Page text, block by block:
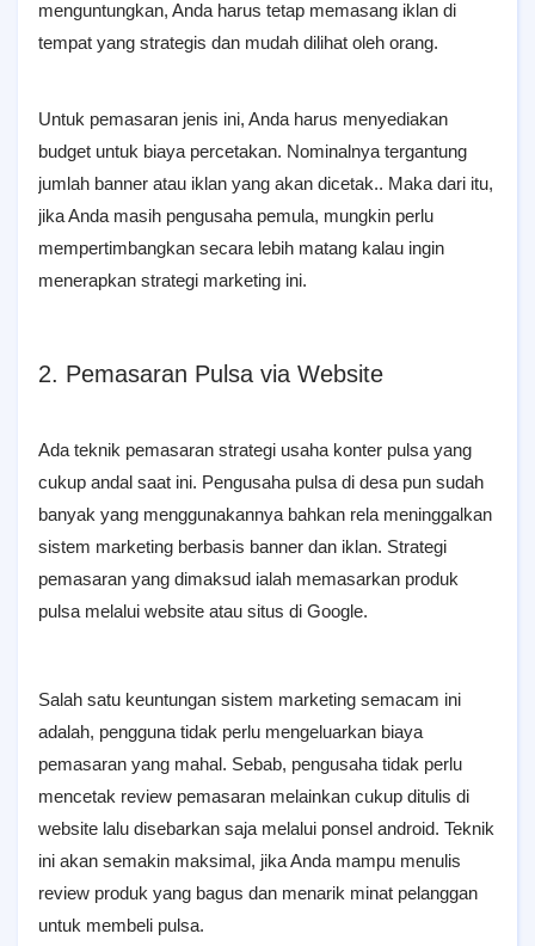
menguntungkan, Anda harus tetap memasang iklan di
tempat yang strategis dan mudah dilihat oleh orang.
Untuk pemasaran jenis ini, Anda harus menyediakan
budget untuk biaya percetakan. Nominalnya tergantung
jumlah banner atau iklan yang akan dicetak.. Maka dari itu,
jika Anda masih pengusaha pemula, mungkin perlu
mempertimbangkan secara lebih matang kalau ingin
menerapkan strategi marketing ini.
2. Pemasaran Pulsa via Website
Ada teknik pemasaran strategi usaha konter pulsa yang
cukup andal saat ini. Pengusaha pulsa di desa pun sudah
banyak yang menggunakannya bahkan rela meninggalkan
sistem marketing berbasis banner dan iklan. Strategi
pemasaran yang dimaksud ialah memasarkan produk
pulsa melalui website atau situs di Google.
Salah satu keuntungan sistem marketing semacam ini
adalah, pengguna tidak perlu mengeluarkan biaya
pemasaran yang mahal. Sebab, pengusaha tidak perlu
mencetak review pemasaran melainkan cukup ditulis di
website lalu disebarkan saja melalui ponsel android. Teknik
ini akan semakin maksimal, jika Anda mampu menulis
review produk yang bagus dan menarik minat pelanggan
untuk membeli pulsa.